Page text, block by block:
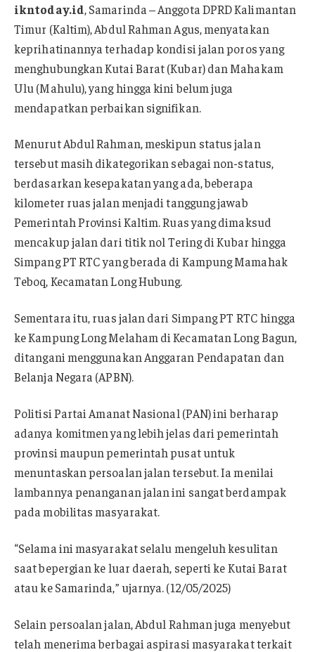
ikntoday.id, Samarinda – Anggota DPRD Kalimantan
Timur (Kaltim), Abdul Rahman Agus, menyatakan
keprihatinannya terhadap kondisi jalan poros yang
menghubungkan Kutai Barat (Kubar) dan Mahakam
Ulu (Mahulu), yang hingga kini belum juga
mendapatkan perbaikan signifikan.
Menurut Abdul Rahman, meskipun status jalan
tersebut masih dikategorikan sebagai non-status,
berdasarkan kesepakatan yang ada, beberapa
kilometer ruas jalan menjadi tanggung jawab
Pemerintah Provinsi Kaltim. Ruas yang dimaksud
mencakup jalan dari titik nol Tering di Kubar hingga
Simpang PT RTC yang berada di Kampung Mamahak
Teboq, Kecamatan Long Hubung.
Sementara itu, ruas jalan dari Simpang PT RTC hingga
ke Kampung Long Melaham di Kecamatan Long Bagun,
ditangani menggunakan Anggaran Pendapatan dan
Belanja Negara (APBN).
Politisi Partai Amanat Nasional (PAN) ini berharap
adanya komitmen yang lebih jelas dari pemerintah
provinsi maupun pemerintah pusat untuk
menuntaskan persoalan jalan tersebut. Ia menilai
lambannya penanganan jalan ini sangat berdampak
pada mobilitas masyarakat.
“Selama ini masyarakat selalu mengeluh kesulitan
saat bepergian ke luar daerah, seperti ke Kutai Barat
atau ke Samarinda,” ujarnya. (12/05/2025)
Selain persoalan jalan, Abdul Rahman juga menyebut
telah menerima berbagai aspirasi masyarakat terkait